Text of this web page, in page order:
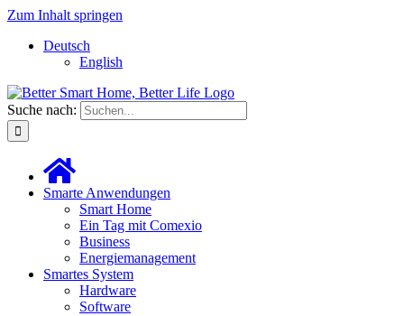
Zum Inhalt springen
Deutsch
English
Suche nach:
Smarte Anwendungen
Smart Home
Ein Tag mit Comexio
Business
Energiemanagement
Smartes System
Hardware
Software